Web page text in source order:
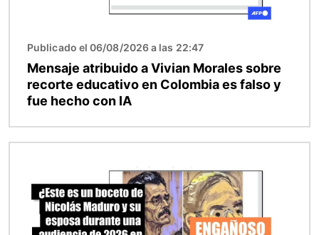
Publicado el 06/08/2026 a las 22:47
Mensaje atribuido a Vivian Morales sobre
recorte educativo en Colombia es falso y
fue hecho con IA